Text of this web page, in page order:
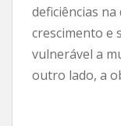
deficiências
crescimento e
vulnerável a
outro lado, a